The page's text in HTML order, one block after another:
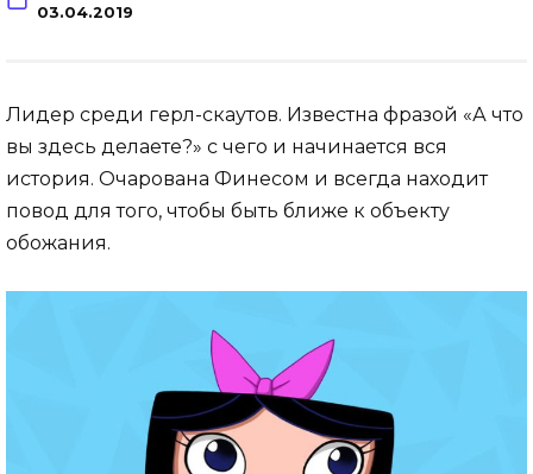
03.04.2019
Лидер среди герл-скаутов. Известна фразой «А что
вы здесь делаете?» с чего и начинается вся
история. Очарована Финесом и всегда находит
повод для того, чтобы быть ближе к объекту
обожания.